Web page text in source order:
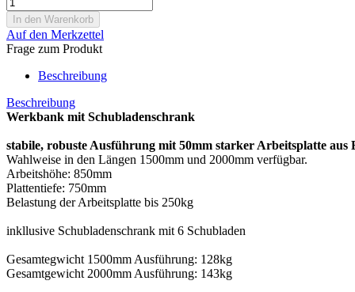
Auf den Merkzettel
Frage zum Produkt
Beschreibung
Beschreibung
Werkbank mit Schubladenschrank
stabile, robuste Ausführung mit 50mm starker Arbeitsplatte aus
Wahlweise in den Längen 1500mm und 2000mm verfügbar.
Arbeitshöhe: 850mm
Plattentiefe: 750mm
Belastung der Arbeitsplatte bis 250kg
inkllusive Schubladenschrank mit 6 Schubladen
Gesamtegwicht 1500mm Ausführung: 128kg
Gesamtgewicht 2000mm Ausführung: 143kg